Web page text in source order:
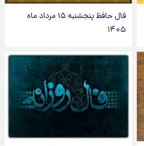
فال حافظ پنجشنبه ۱۵ مرداد ماه
۱۴۰۵